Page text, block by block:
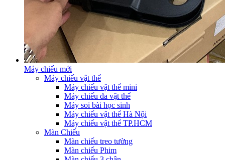
Máy chiếu mới
Máy chiếu vật thể
Máy chiếu vật thể mini
Máy chiếu đa vật thể
Máy soi bài học sinh
Máy chiếu vật thể Hà Nội
Máy chiếu vật thể TP.HCM
Màn Chiếu
Màn chiếu treo tường
Màn chiếu Phim